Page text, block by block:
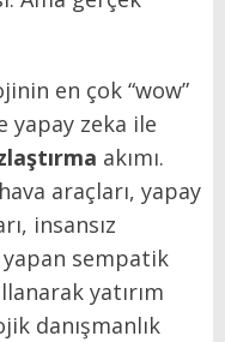
en çok “wow”
yapay zeka ile
akımı.
araçları, yapay
insansız
sempatik
yatırım
danışmanlık